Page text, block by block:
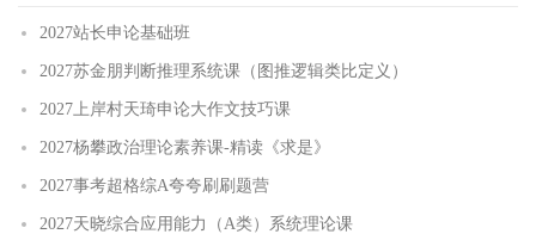
2027站长申论基础班
2027苏金朋判断推理系统课（图推逻辑类比定义）
2027上岸村天琦申论大作文技巧课
2027杨攀政治理论素养课-精读《求是》
2027事考超格综A夸夸刷刷题营
2027天晓综合应用能力（A类）系统理论课